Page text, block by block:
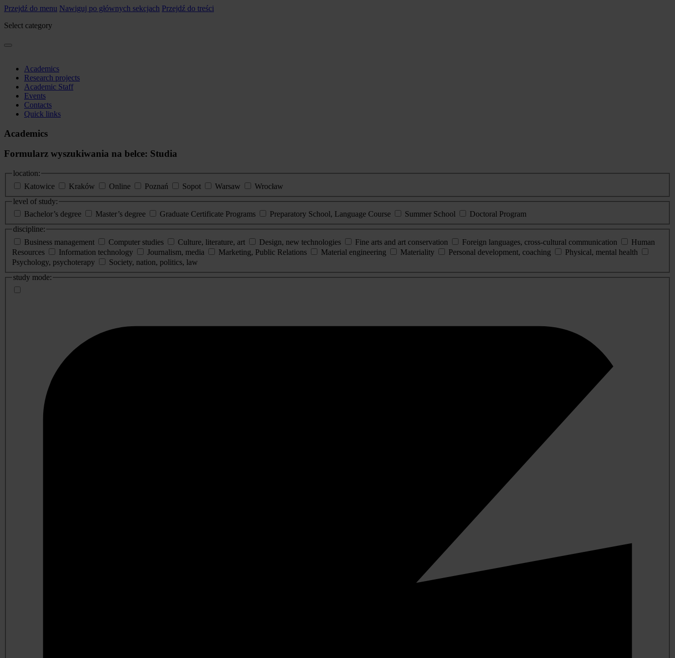
Przejdź do menu Nawiguj po głównych sekcjach Przejdź do treści
Select category
Academics
Research projects
Academic Staff
Events
Contacts
Quick links
Academics
Formularz wyszukiwania na belce: Studia
location:
Katowice
Kraków Online Poznań Sopot Warsaw
Wrocław
level of study:
Bachelor’s degree
Master’s degree Graduate Certificate Programs Preparatory School, Language Course Summer School
Doctoral Program
discipline:
Business management
Computer studies Culture, literature, art Design, new technologies Fine arts and art conservation Foreign languages, cross-cultural communication
Human
Resources
Information technology Journalism, media Marketing, Public Relations Material engineering Materiality Personal development, coaching
Physical, mental health
Psychology, psychoterapy
Society, nation, politics, law
study mode: